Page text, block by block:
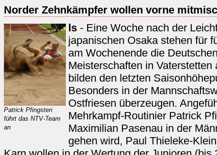
Norder Zehnkämpfer wollen vorne
Patrick Pfingsten
führt das NTV-Team
an
ls - Eine Woche nach der
japanischen Osaka stehen für
am Wochenende die
Meisterschaften in
bilden den letzten
Besonders in der
Ostfriesen überzeugen.
Mehrkampf-Routinier Patrick
Maximilian Pasenau in der
gehen wird, Paul Thieleke-